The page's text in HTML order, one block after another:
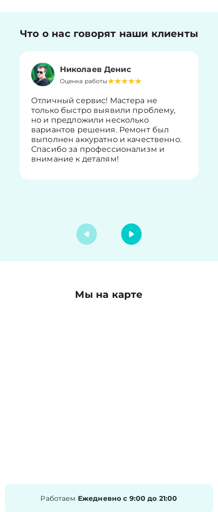
Что о нас говорят наши клиенты
Николаев Денис
Оценка работы
Отличный сервис! Мастера не
только быстро выявили проблему,
но и предложили несколько
вариантов решения. Ремонт был
выполнен аккуратно и качественно.
Спасибо за профессионализм и
внимание к деталям!
Мы на карте
Работаем Ежедневно с 9:00 до 21:00